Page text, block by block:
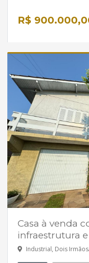
R$
Casa à venda
infraestrutura
Industrial, Dois